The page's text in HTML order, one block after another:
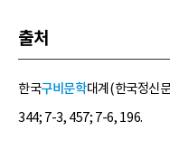
출처
한국구비문학대계(한국정신
344; 7-3, 457; 7-6, 196.